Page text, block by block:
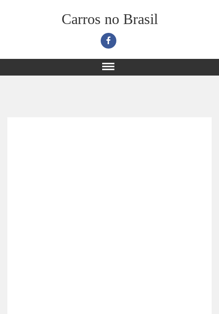
Carros no Brasil